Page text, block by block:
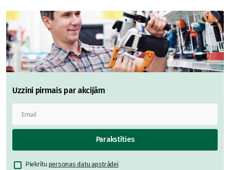
Uzzini pirmais par akcijām
Parakstīties
Piekrītu personas datu apstrādei